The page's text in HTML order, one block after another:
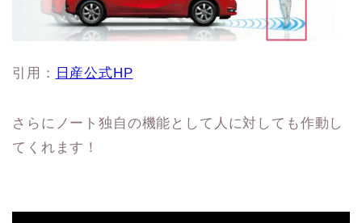
引用： 日産公式HP
さらにノート独自の機能として人に対しても作動し
てくれます！